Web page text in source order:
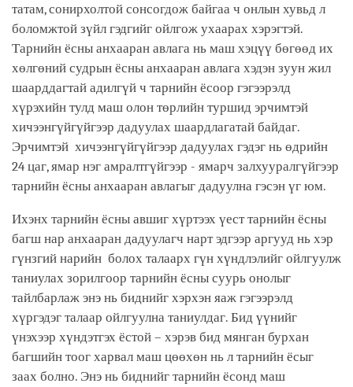
татам, сонирхолтой сонсогдож байгаа ч онлын хувьд л
боломжтой зүйл гэдгийг ойлгож ухаарах хэрэгтэй.
Тарнийн ёсны анхааран авлага нь маш хэцүү бөгөөд их
хөлгөний судрын ёсны анхааран авлага хэдэн зуун жил
шаарддагтай адилгүй ч тарнийн ёсоор гэгээрэлд
хүрэхийн тулд маш олон төрлийн туршид эрчимтэй
хичээнгүйгүйгээр дадуулах шаардлагатай байдаг.
Эрчимтэй хичээнгүйгүйгээр дадуулах гэдэг нь өдрийн
24 цаг, ямар нэг амралтгүйгээр - ямарч залхууралгүйгээр
тарнийн ёсны анхааран авлагыг дадуулна гэсэн үг юм.
Ихэнх тарнийн ёсны авшиг хүртээх үест тарнийн ёсны
багш нар анхааран дадуулагч нарт эдгээр аргууд нь хэр
гүнзгий нарийн болох талаарх гүн хүндлэлийг ойлгуулж
таниулах зорилгоор тарнийн ёсны суурь онолыг
тайлбарлаж энэ нь биднийг хэрхэн яаж гэгээрэлд
хүргэдэг талаар ойлгуулна таниулдаг. Бид үүнийг
үнэхээр хүндэтгэх ёстой – хэрэв бид мянган бурхан
багшийн тоог харвал маш цөөхөн нь л тарнийн ёсыг
заах болно. Энэ нь биднийг тарнийн ёсонд маш